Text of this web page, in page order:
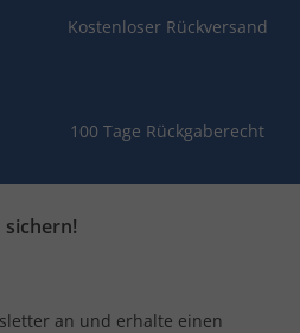
Kostenloser Rückversand
100 Tage Rückgaberecht
sichern!
an und erhalte einen